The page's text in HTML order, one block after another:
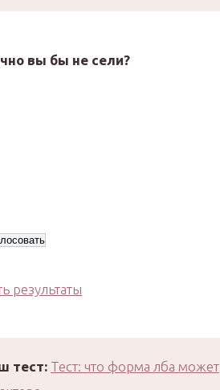
вы бы не сели?
результаты
тест: Тест: что форма лба может